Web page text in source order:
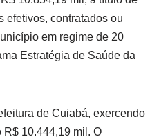
efetivos, contratados ou
em regime de 20
Estratégia de Saúde da
de Cuiabá, exercendo
R$ 10.444,19 mil. O